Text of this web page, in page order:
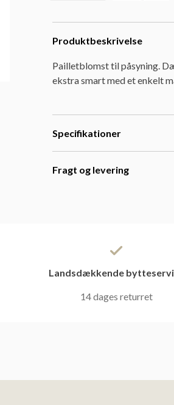
Produktbeskrivelse
Pailletblomst til påsyning.
ekstra smart med et enkelt
Specifikationer
Fragt og levering
Landsdækkende
14 dages returret